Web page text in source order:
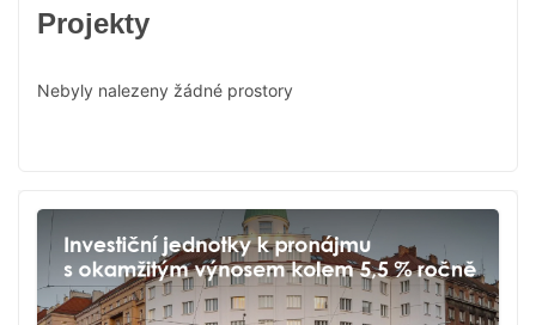
Projekty
Nebyly nalezeny žádné prostory